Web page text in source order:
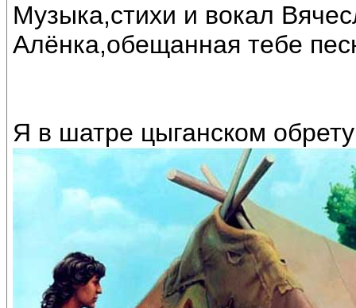
Музыка,стихи и вокал
Алёнка,обещанная тебе
Я в шатре цыганском